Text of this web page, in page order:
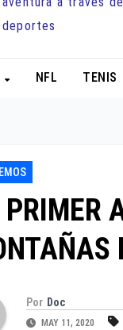
NFL TENIS
PRIMER
Por Doc
MAY 11, 2020